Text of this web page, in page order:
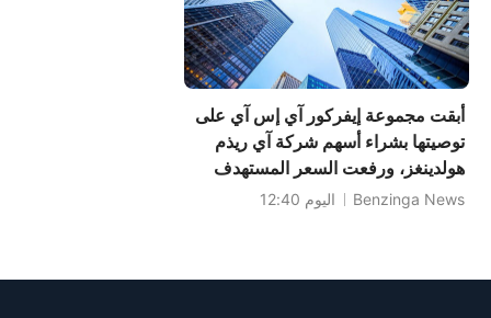
أبقت مجموعة إيفركور آي إس آي على
توصيتها بشراء أسهم شركة آي ريذم
هولدينغز، ورفعت السعر المستهدف
إلى 165 دولارًا.
Benzinga News اليوم 12:40